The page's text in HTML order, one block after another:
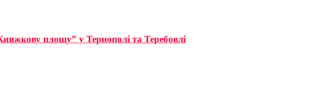
площу” у Тернополі та Теребовлі